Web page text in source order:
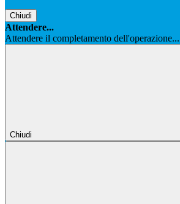
Chiudi
Attendere...
Attendere il completamento dell'operazione...
Chiudi